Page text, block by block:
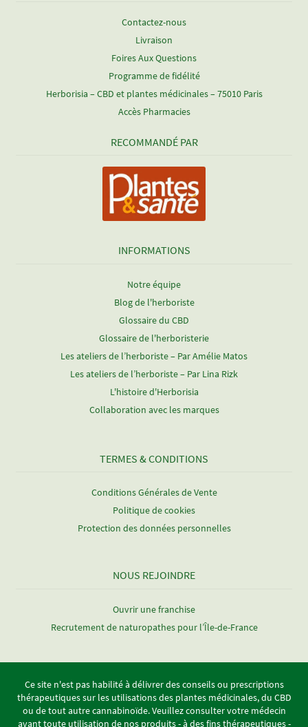
Contactez-nous
Livraison
Foires Aux Questions
Programme de fidélité
Herborisia – CBD et plantes médicinales – 75010 Paris
Accès Pharmacies
RECOMMANDÉ PAR
INFORMATIONS
Notre équipe
Blog de l'herboriste
Glossaire du CBD
Glossaire de l'herboristerie
Les ateliers de l’herboriste – Par Amélie Matos
Les ateliers de l’herboriste – Par Lina Rizk
L'histoire d'Herborisia
Collaboration avec les marques
TERMES & CONDITIONS
Conditions Générales de Vente
Politique de cookies
Protection des données personnelles
NOUS REJOINDRE
Ouvrir une franchise
Recrutement de naturopathes pour l’Île-de-France
Ce site n'est pas habilité à délivrer des conseils ou prescriptions
thérapeutiques sur les utilisations des plantes médicinales, du CBD
ou de tout autre cannabinoïde. Veuillez consulter votre médecin
avant toute utilisation de nos produits - à des fins thérapeutiques -